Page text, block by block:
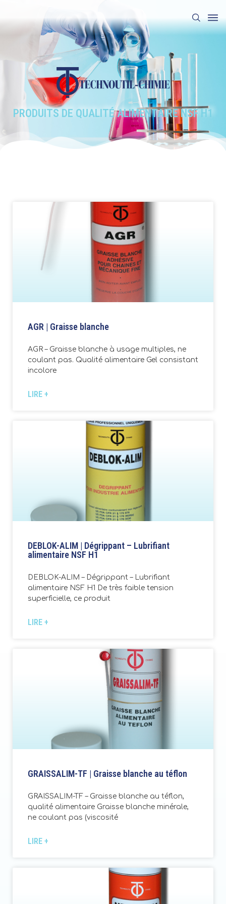
PRODUITS DE QUALITÉ ALIMENTAIRE NSF H1
AGR | Graisse blanche
AGR – Graisse blanche à usage multiples, ne
coulant pas. Qualité alimentaire Gel consistant
incolore
LIRE +
DEBLOK-ALIM | Dégrippant – Lubrifiant
alimentaire NSF H1
DEBLOK-ALIM – Dégrippant – Lubrifiant
alimentaire NSF H1 De très faible tension
superficielle, ce produit
LIRE +
GRAISSALIM-TF | Graisse blanche au téflon
GRAISSALIM-TF – Graisse blanche au téflon,
qualité alimentaire Graisse blanche minérale,
ne coulant pas (viscosité
LIRE +